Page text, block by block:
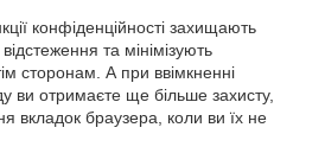
конфіденційності захищають
та мінімізують
сторонам. А при ввімкненні
ви отримаєте ще більше захисту,
вкладок браузера, коли ви їх не